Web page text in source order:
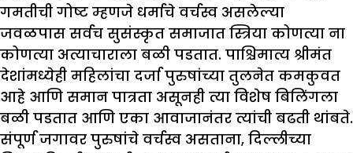
गमतीची गोष्ट म्हणजे धर्माचे वर्चस्व असलेल्या
जवळपास सर्वच सुसंस्कृत समाजात स्त्रिया कोणत्या ना
कोणत्या अत्याचाराला बळी पडतात. पाश्चिमात्य श्रीमंत
देशांमध्येही महिलांचा दर्जा पुरुषांच्या तुलनेत कमकुवत
आहे आणि समान पात्रता असूनही त्या विशेष बिलिंगला
बळी पडतात आणि एका आवाजानंतर त्यांची बढती थांबते.
संपूर्ण जगावर पुरुषांचे वर्चस्व असताना, दिल्लीच्या